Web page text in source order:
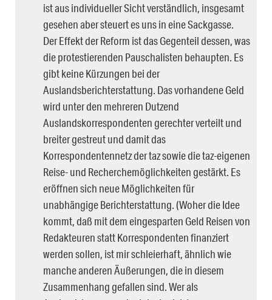
ist aus individueller Sicht verständlich, insgesamt
gesehen aber steuert es uns in eine Sackgasse.
Der Effekt der Reform ist das Gegenteil dessen, was
die protestierenden Pauschalisten behaupten. Es
gibt keine Kürzungen bei der
Auslandsberichterstattung. Das vorhandene Geld
wird unter den mehreren Dutzend
Auslandskorrespondenten gerechter verteilt und
breiter gestreut und damit das
Korrespondentennetz der taz sowie die taz-eigenen
Reise- und Recherchemöglichkeiten gestärkt. Es
eröffnen sich neue Möglichkeiten für
unabhängige Berichterstattung. (Woher die Idee
kommt, daß mit dem eingesparten Geld Reisen von
Redakteuren statt Korrespondenten finanziert
werden sollen, ist mir schleierhaft, ähnlich wie
manche anderen Äußerungen, die in diesem
Zusammenhang gefallen sind. Wer als